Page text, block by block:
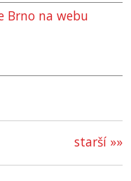
Brno na webu
starší »»